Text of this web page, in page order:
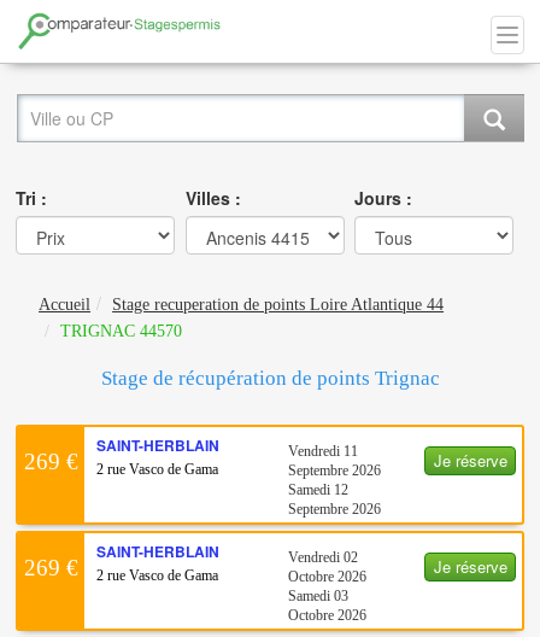
Tri : Villes : Jours :
Accueil
Stage recuperation de points Loire Atlantique 44
TRIGNAC 44570
Stage de récupération de points Trignac
Je réserve
269 €
SAINT-HERBLAIN
2 rue Vasco de Gama
Vendredi 11
Septembre 2026
Samedi 12
Septembre 2026
Je réserve
269 €
SAINT-HERBLAIN
2 rue Vasco de Gama
Vendredi 02
Octobre 2026
Samedi 03
Octobre 2026